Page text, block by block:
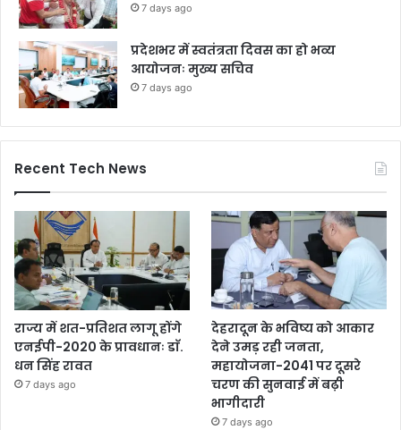
7 days ago
प्रदेशभर में स्वतंत्रता दिवस का हो भव्य
आयोजनः मुख्य सचिव
7 days ago
Recent Tech News
राज्य में शत-प्रतिशत लागू होंगे
एनईपी-2020 के प्रावधानः डाॅ.
धन सिंह रावत
7 days ago
देहरादून के भविष्य को आकार
देने उमड़ रही जनता,
महायोजना-2041 पर दूसरे
चरण की सुनवाई में बढ़ी
भागीदारी
7 days ago